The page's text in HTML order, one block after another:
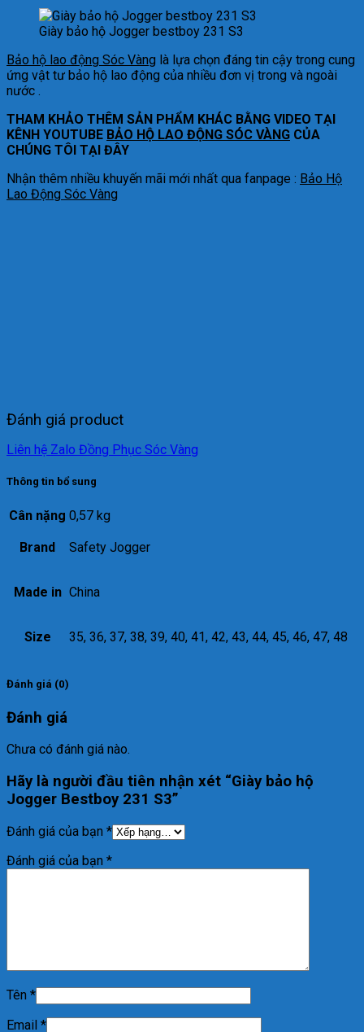
Giày bảo hộ Jogger bestboy 231 S3
Bảo hộ lao động Sóc Vàng là lựa chọn đáng tin cậy trong cung
ứng vật tư bảo hộ lao động của nhiều đơn vị trong và ngoài
nước .
THAM KHẢO THÊM SẢN PHẨM KHÁC BẰNG VIDEO TẠI
KÊNH YOUTUBE BẢO HỘ LAO ĐỘNG SÓC VÀNG CỦA
CHÚNG TÔI TẠI ĐÂY
Nhận thêm nhiều khuyến mãi mới nhất qua fanpage : Bảo Hộ
Lao Động Sóc Vàng
Đánh giá product
Liên hệ Zalo Đồng Phục Sóc Vàng
Thông tin bổ sung
Cân nặng 0,57 kg
Brand Safety Jogger
Made in China
Size 35, 36, 37, 38, 39, 40, 41, 42, 43, 44, 45, 46, 47, 48
Đánh giá (0)
Đánh giá
Chưa có đánh giá nào.
Hãy là người đầu tiên nhận xét “Giày bảo hộ
Jogger Bestboy 231 S3”
Đánh giá của bạn *
Đánh giá của bạn *
Tên *
Email *